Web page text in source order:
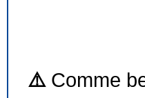
⚠️ Comme